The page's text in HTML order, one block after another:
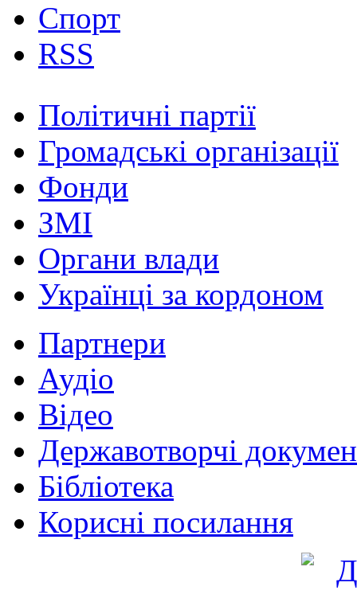
Спорт
RSS
Політичні партії
Громадські організації
Фонди
ЗМІ
Органи влади
Українці за кордоном
Партнери
Аудіо
Відео
Державотворчі
Бібліотека
Корисні посилання